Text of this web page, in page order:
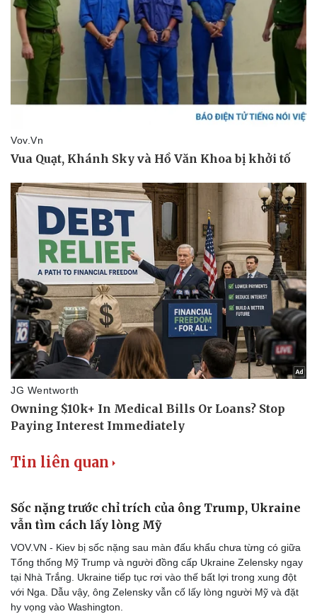
Du lịch
Tư vấn
Săn Tour
Podcast
Câu chuyện thời sự
Kể chuyện cho bé
Hạt giống tâm hồn
Tin liên quan
Sốc nặng trước chỉ trích của ông Trump, Ukraine
vẫn tìm cách lấy lòng Mỹ
VOV.VN - Kiev bị sốc nặng sau màn đấu khẩu chưa từng có giữa
Tổng thống Mỹ Trump và người đồng cấp Ukraine Zelensky ngay
tại Nhà Trắng. Ukraine tiếp tục rơi vào thế bất lợi trong xung đột
với Nga. Dẫu vậy, ông Zelensky vẫn cố lấy lòng người Mỹ và đặt
hy vọng vào Washington.